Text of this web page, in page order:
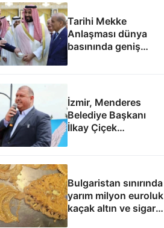
Tarihi Mekke
Anlaşması dünya
basınında geniş
yankı uyandırdı
İzmir, Menderes
Belediye Başkanı
İlkay Çiçek
Bulgaristan sınırında
yarım milyon euroluk
kaçak altın ve sigara
yakalandı